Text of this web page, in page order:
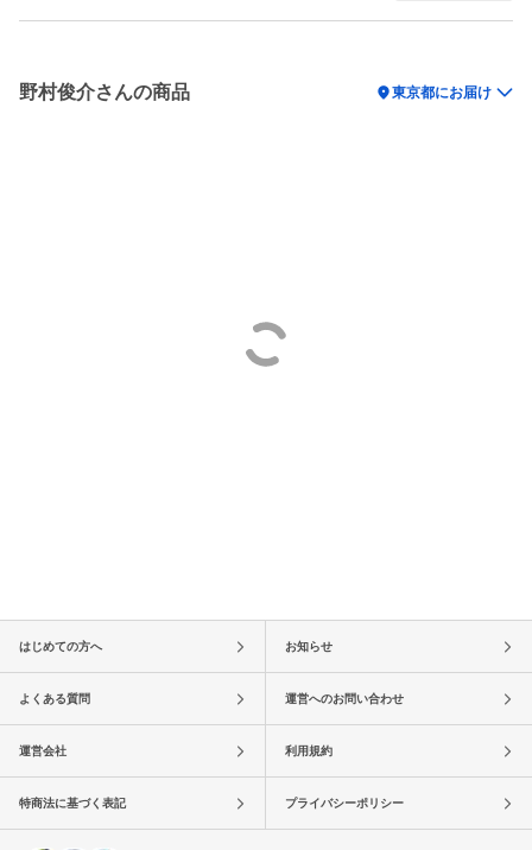
野村俊介さんの商品 location_on東京都にお届け
はじめての方へ お知らせ
よくある質問 運営へのお問い合わせ
運営会社 利用規約
特商法に基づく表記 プライバシーポリシー